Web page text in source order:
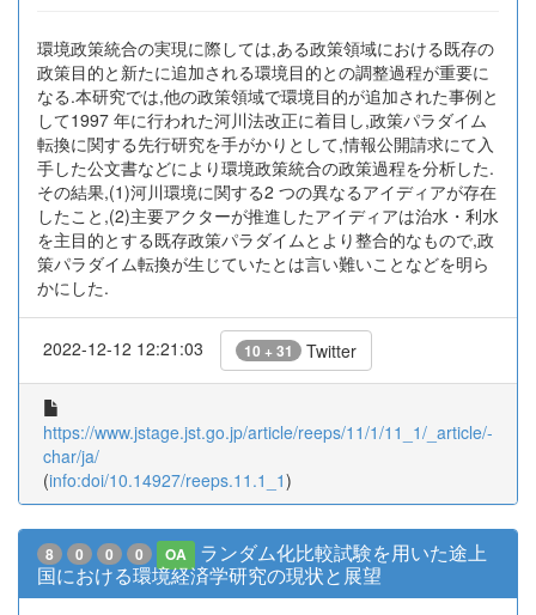
環境政策統合の実現に際しては,ある政策領域における既存の
政策目的と新たに追加される環境目的との調整過程が重要に
なる.本研究では,他の政策領域で環境目的が追加された事例と
して1997 年に行われた河川法改正に着目し,政策パラダイム
転換に関する先行研究を手がかりとして,情報公開請求にて入
手した公文書などにより環境政策統合の政策過程を分析した.
その結果,(1)河川環境に関する2 つの異なるアイディアが存在
したこと,(2)主要アクターが推進したアイディアは治水・利水
を主目的とする既存政策パラダイムとより整合的なもので,政
策パラダイム転換が生じていたとは言い難いことなどを明ら
かにした.
2022-12-12 12:21:03 10 + 31 Twitter
https://www.jstage.jst.go.jp/article/reeps/11/1/11_1/_article/-
char/ja/
(info:doi/10.14927/reeps.11.1_1)
8 0 0 0 OA
ランダム化比較試験を用いた途上
国における環境経済学研究の現状と展望